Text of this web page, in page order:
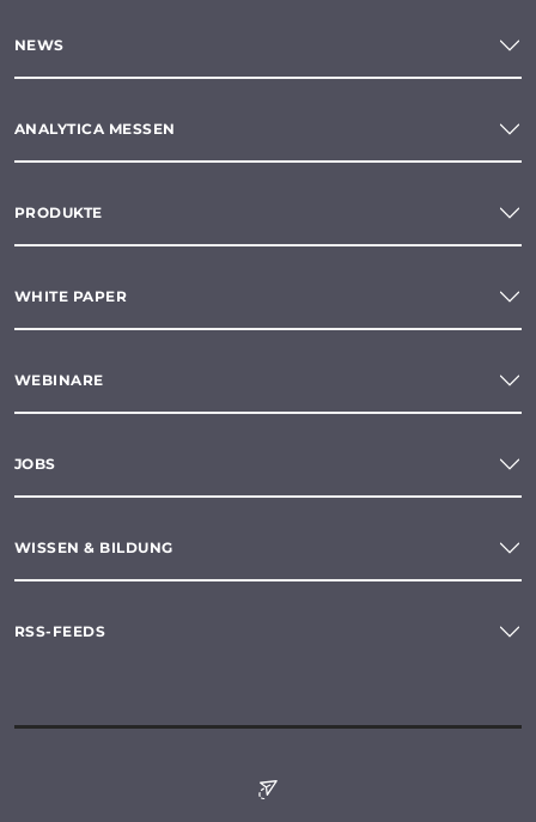
NEWS
ANALYTICA MESSEN
PRODUKTE
WHITE PAPER
WEBINARE
JOBS
WISSEN & BILDUNG
RSS-FEEDS